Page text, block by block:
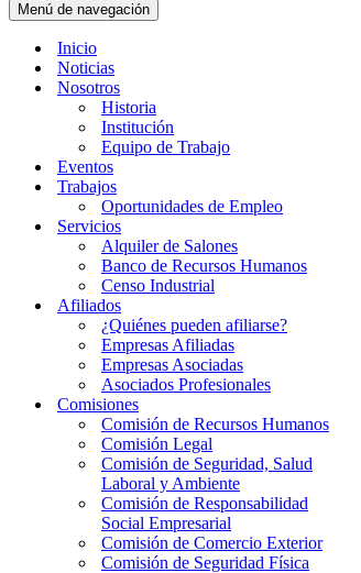
Menú de navegación
Inicio
Noticias
Nosotros
Historia
Institución
Equipo de Trabajo
Eventos
Trabajos
Oportunidades de Empleo
Servicios
Alquiler de Salones
Banco de Recursos Humanos
Censo Industrial
Afiliados
¿Quiénes pueden afiliarse?
Empresas Afiliadas
Empresas Asociadas
Asociados Profesionales
Comisiones
Comisión de Recursos Humanos
Comisión Legal
Comisión de Seguridad, Salud
Laboral y Ambiente
Comisión de Responsabilidad
Social Empresarial
Comisión de Comercio Exterior
Comisión de Seguridad Física